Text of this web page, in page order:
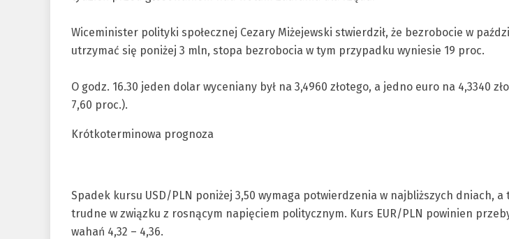
Wiceminister polityki społecznej Cezary Miżejewski stwierdził, że bezrobocie w
utrzymać się poniżej 3 mln, stopa bezrobocia w tym przypadku wyniesie 19 proc.
O godz. 16.30 jeden dolar wyceniany był na 3,4960 złotego, a jedno euro na 4,3340
7,60 proc.).
Krótkoterminowa prognoza
Spadek kursu USD/PLN poniżej 3,50 wymaga potwierdzenia w najbliższych dniach, a
trudne w związku z rosnącym napięciem politycznym. Kurs EUR/PLN powinien
wahań 4,32 – 4,36.